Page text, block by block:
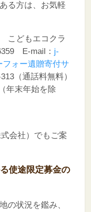
る方は、お気軽
こどもエコクラ
E-mail： j-
フォー遺贈寄付サ
（通話料無料）
年末年始を除
会社）でもご案
使途限定募金の
の状況を鑑み、